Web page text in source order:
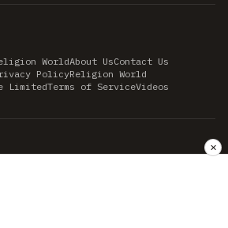
WorldAbout UsContact Us
PolicyReligion World
LimitedTerms of ServiceVideos
✕